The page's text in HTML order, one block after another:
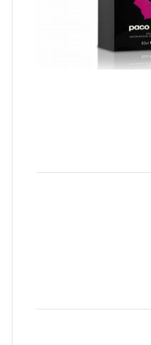
4,804,537 تومان